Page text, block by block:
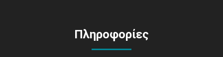
Πληροφορίες